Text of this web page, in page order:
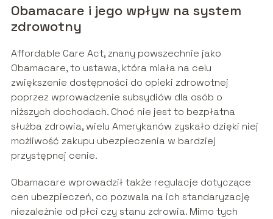
Obamacare i jego wpływ na system
zdrowotny
Affordable Care Act, znany powszechnie jako
Obamacare, to ustawa, która miała na celu
zwiększenie dostępności do opieki zdrowotnej
poprzez wprowadzenie subsydiów dla osób o
niższych dochodach. Choć nie jest to bezpłatna
służba zdrowia, wielu Amerykanów zyskało dzięki niej
możliwość zakupu ubezpieczenia w bardziej
przystępnej cenie.
Obamacare wprowadził także regulacje dotyczące
cen ubezpieczeń, co pozwala na ich standaryzację
niezależnie od płci czy stanu zdrowia. Mimo tych